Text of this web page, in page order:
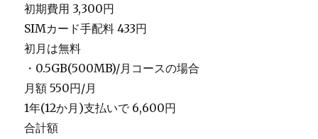
初期費用 3,300円
SIMカード手配料 433円
初月は無料
・0.5GB(500MB)/月コースの場合
月額 550円/月
1年(12か月)支払いで 6,600円
合計額